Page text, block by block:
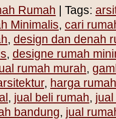
Rumah | Tags:
Minimalis, cari
, design dan denah
, designe rumah
rumah murah,
, harga
, jual beli rumah,
bandung, jual